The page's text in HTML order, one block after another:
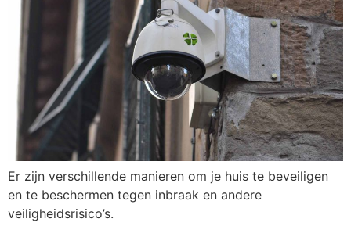
Er zijn verschillende manieren om je huis te beveiligen
en te beschermen tegen inbraak en andere
veiligheidsrisico’s.